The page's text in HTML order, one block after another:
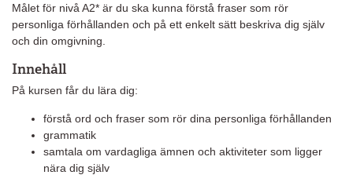
Målet för nivå A2* är du ska kunna förstå fraser som rör
personliga förhållanden och på ett enkelt sätt beskriva dig själv
och din omgivning.
Innehåll
På kursen får du lära dig:
förstå ord och fraser som rör dina personliga förhållanden
grammatik
samtala om vardagliga ämnen och aktiviteter som ligger
nära dig själv